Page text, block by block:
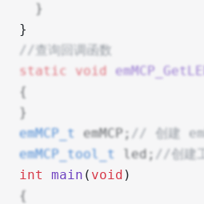
  }
}
//查询回调函数
static
void
{
}
emMCP_t
emMCP; // 创建
emMCP_tool_t
led; //创建
int
main ( void )
{